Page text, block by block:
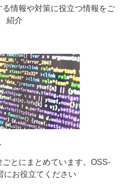
情報や対策に役立つ情報をご
紹介
とにまとめています。OSS-
にお役立てください